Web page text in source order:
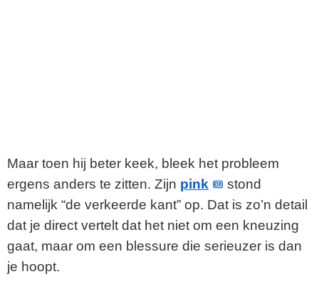
Maar toen hij beter keek, bleek het probleem
ergens anders te zitten. Zijn pink
stond
namelijk “de verkeerde kant” op. Dat is zo’n detail
dat je direct vertelt dat het niet om een kneuzing
gaat, maar om een blessure die serieuzer is dan
je hoopt.